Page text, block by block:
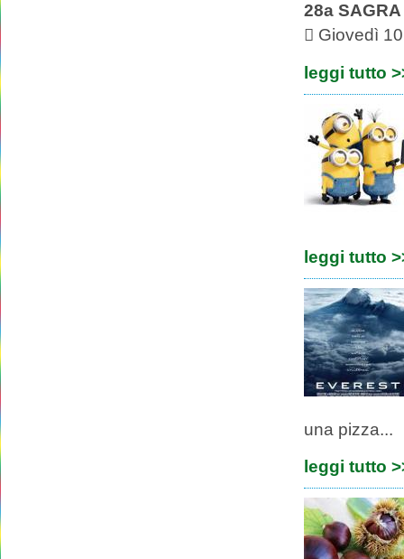
28a
 Giovedì
leggi tutto
leggi tutto
una pizza...
leggi tutto